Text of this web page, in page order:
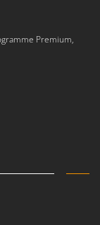
Premium,